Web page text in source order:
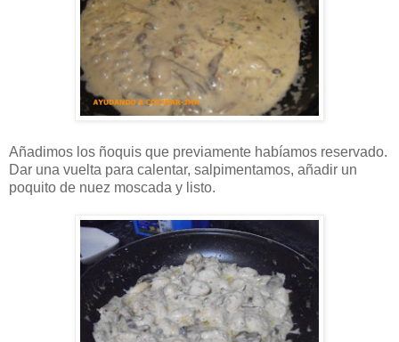
Añadimos los ñoquis que previamente habíamos reservado.
Dar una vuelta para calentar, salpimentamos, añadir un
poquito de nuez moscada y listo.